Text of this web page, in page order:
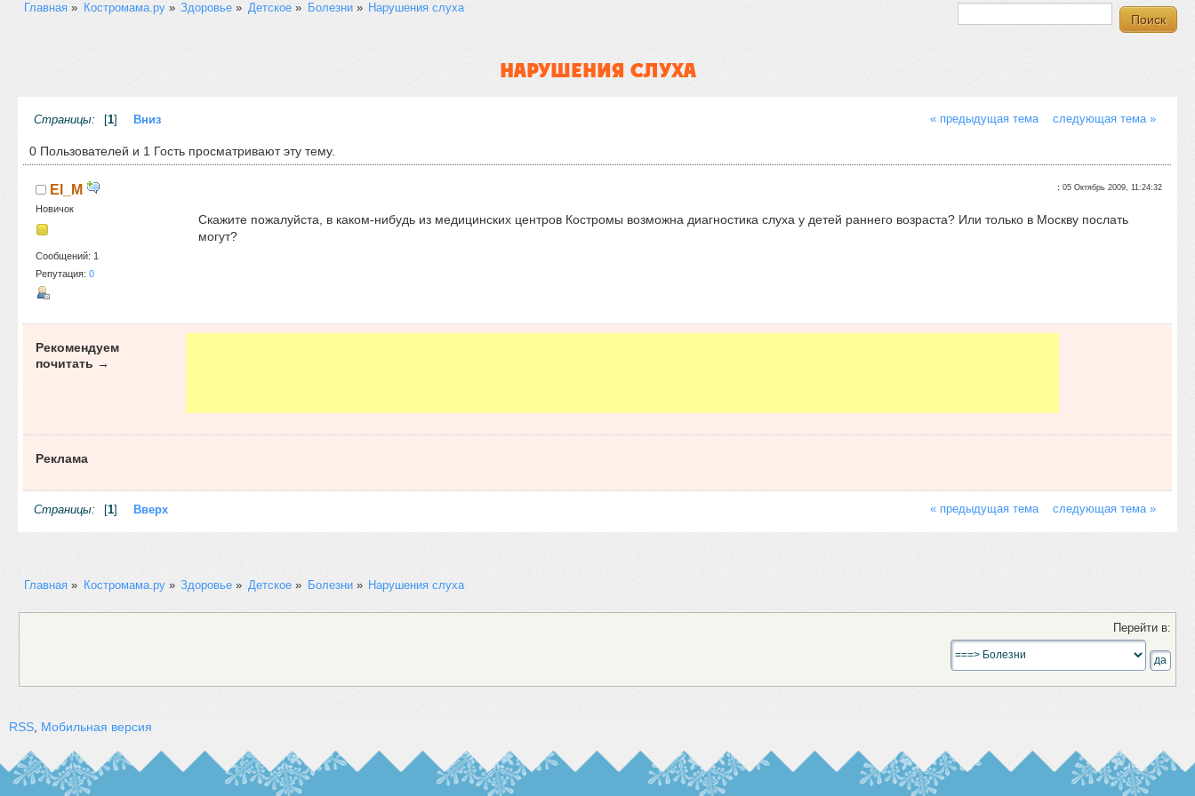
Главная » Костромама.ру» Здоровье » Детское» Болезни» Нарушения слуха
НАРУШЕНИЯ СЛУХА
« предыдущая тема следующая тема »
Страницы: 1 Вниз
0 Пользователей и 1 Гость просматривают эту тему.
El_M
Новичок
Сообщений: 1
Репутация: 0
:05 Октябрь 2009, 11:24:32
Скажите пожалуйста, в каком-нибудь из медицинских центров Костромы возможна диагностика слуха у детей раннего возраста? Или только в Москву послать
могут?
Рекомендуем
почитать →
Реклама
« предыдущая тема следующая тема »
Страницы: [1] Вверх
Главная » Костромама.ру» Здоровье » Детское» Болезни» Нарушения слуха
Перейти в:
RSS Мобильная версия